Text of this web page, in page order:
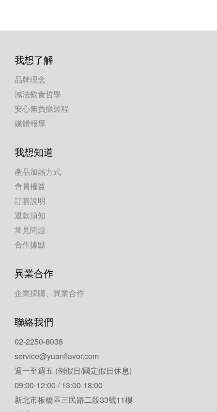
我想了解
品牌理念
減法飲食哲學
安心無負擔製程
媒體報導
我想知道
產品加熱方式
會員權益
訂購說明
退款須知
常見問題
合作據點
異業合作
企業採購、異業合作
聯絡我們
02-2250-8038
service@yuanflavor.com
週一至週五 (例假日/國定假日休息)
09:00-12:00 / 13:00-18:00
新北市板橋區三民路二段33號11樓